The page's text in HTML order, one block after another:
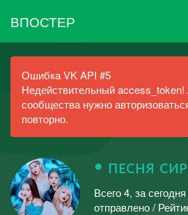
ВПОСТЕР
Ошибка VK API #5
Недействительный
сообщества нужно
повторно.
ꔷ пᴇᴄʜя
Всего 4, за
отправлено /